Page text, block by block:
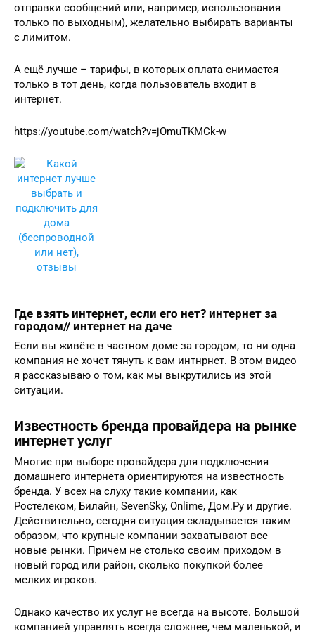
отправки сообщений или, например, использования
только по выходным), желательно выбирать варианты
с лимитом.
А ещё лучше – тарифы, в которых оплата снимается
только в тот день, когда пользователь входит в
интернет.
https://youtube.com/watch?v=jOmuTKMCk-w
Где взять интернет, если его нет? интернет за
городом// интернет на даче
Если вы живёте в частном доме за городом, то ни одна
компания не хочет тянуть к вам интнрнет. В этом видео
я рассказываю о том, как мы выкрутились из этой
ситуации.
Известность бренда провайдера на рынке
интернет услуг
Многие при выборе провайдера для подключения
домашнего интернета ориентируются на известность
бренда. У всех на слуху такие компании, как
Ростелеком, Билайн, SevenSky, Onlime, Дом.Ру и другие.
Действительно, сегодня ситуация складывается таким
образом, что крупные компании захватывают все
новые рынки. Причем не столько своим приходом в
новый город или район, сколько покупкой более
мелких игроков.
Однако качество их услуг не всегда на высоте. Большой
компанией управлять всегда сложнее, чем маленькой, и